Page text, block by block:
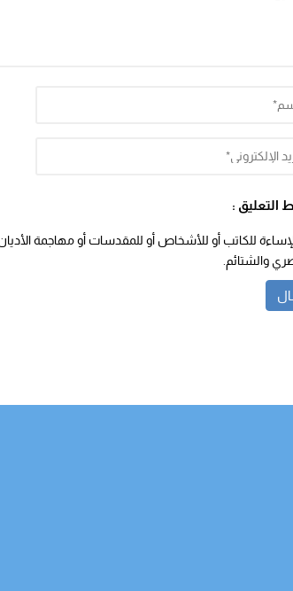
التعليق :
للكاتب أو للأشخاص أو للمقدسات أو مهاجمة الأديان
والشتائم.